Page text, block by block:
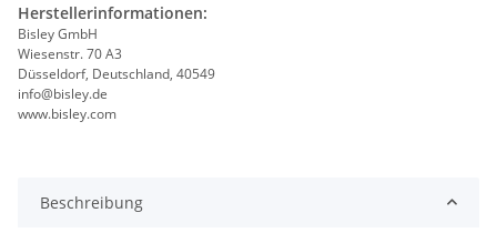
Herstellerinformationen:
Bisley GmbH
Wiesenstr. 70 A3
Düsseldorf, Deutschland, 40549
info@bisley.de
www.bisley.com
Beschreibung